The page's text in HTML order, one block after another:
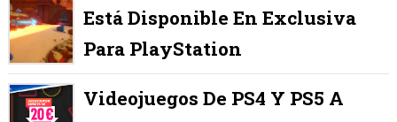
Está Disponible En Exclusiva
Para PlayStation
Videojuegos De PS4 Y PS5 A